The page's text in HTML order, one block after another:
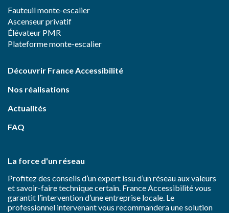
Fauteuil monte-escalier
Ascenseur privatif
Élévateur PMR
Plateforme monte-escalier
Découvrir France Accessibilité
Nos réalisations
Actualités
FAQ
La force d'un réseau
Profitez des conseils d’un expert issu d’un réseau aux valeurs
et savoir-faire technique certain. France Accessibilité vous
garantit l’intervention d’une entreprise locale. Le
professionnel intervenant vous recommandera une solution